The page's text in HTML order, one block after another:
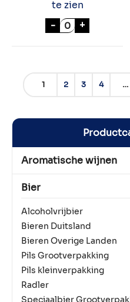
te zien
- BAVARIA
+
1 2 3 4 …
Aromatische wijnen
Bier
Alcoholvrijbier
Bieren Duitsland
Bieren Overige Landen
Pils Grootverpakking
Pils kleinverpakking
Radler
Speciaalbier